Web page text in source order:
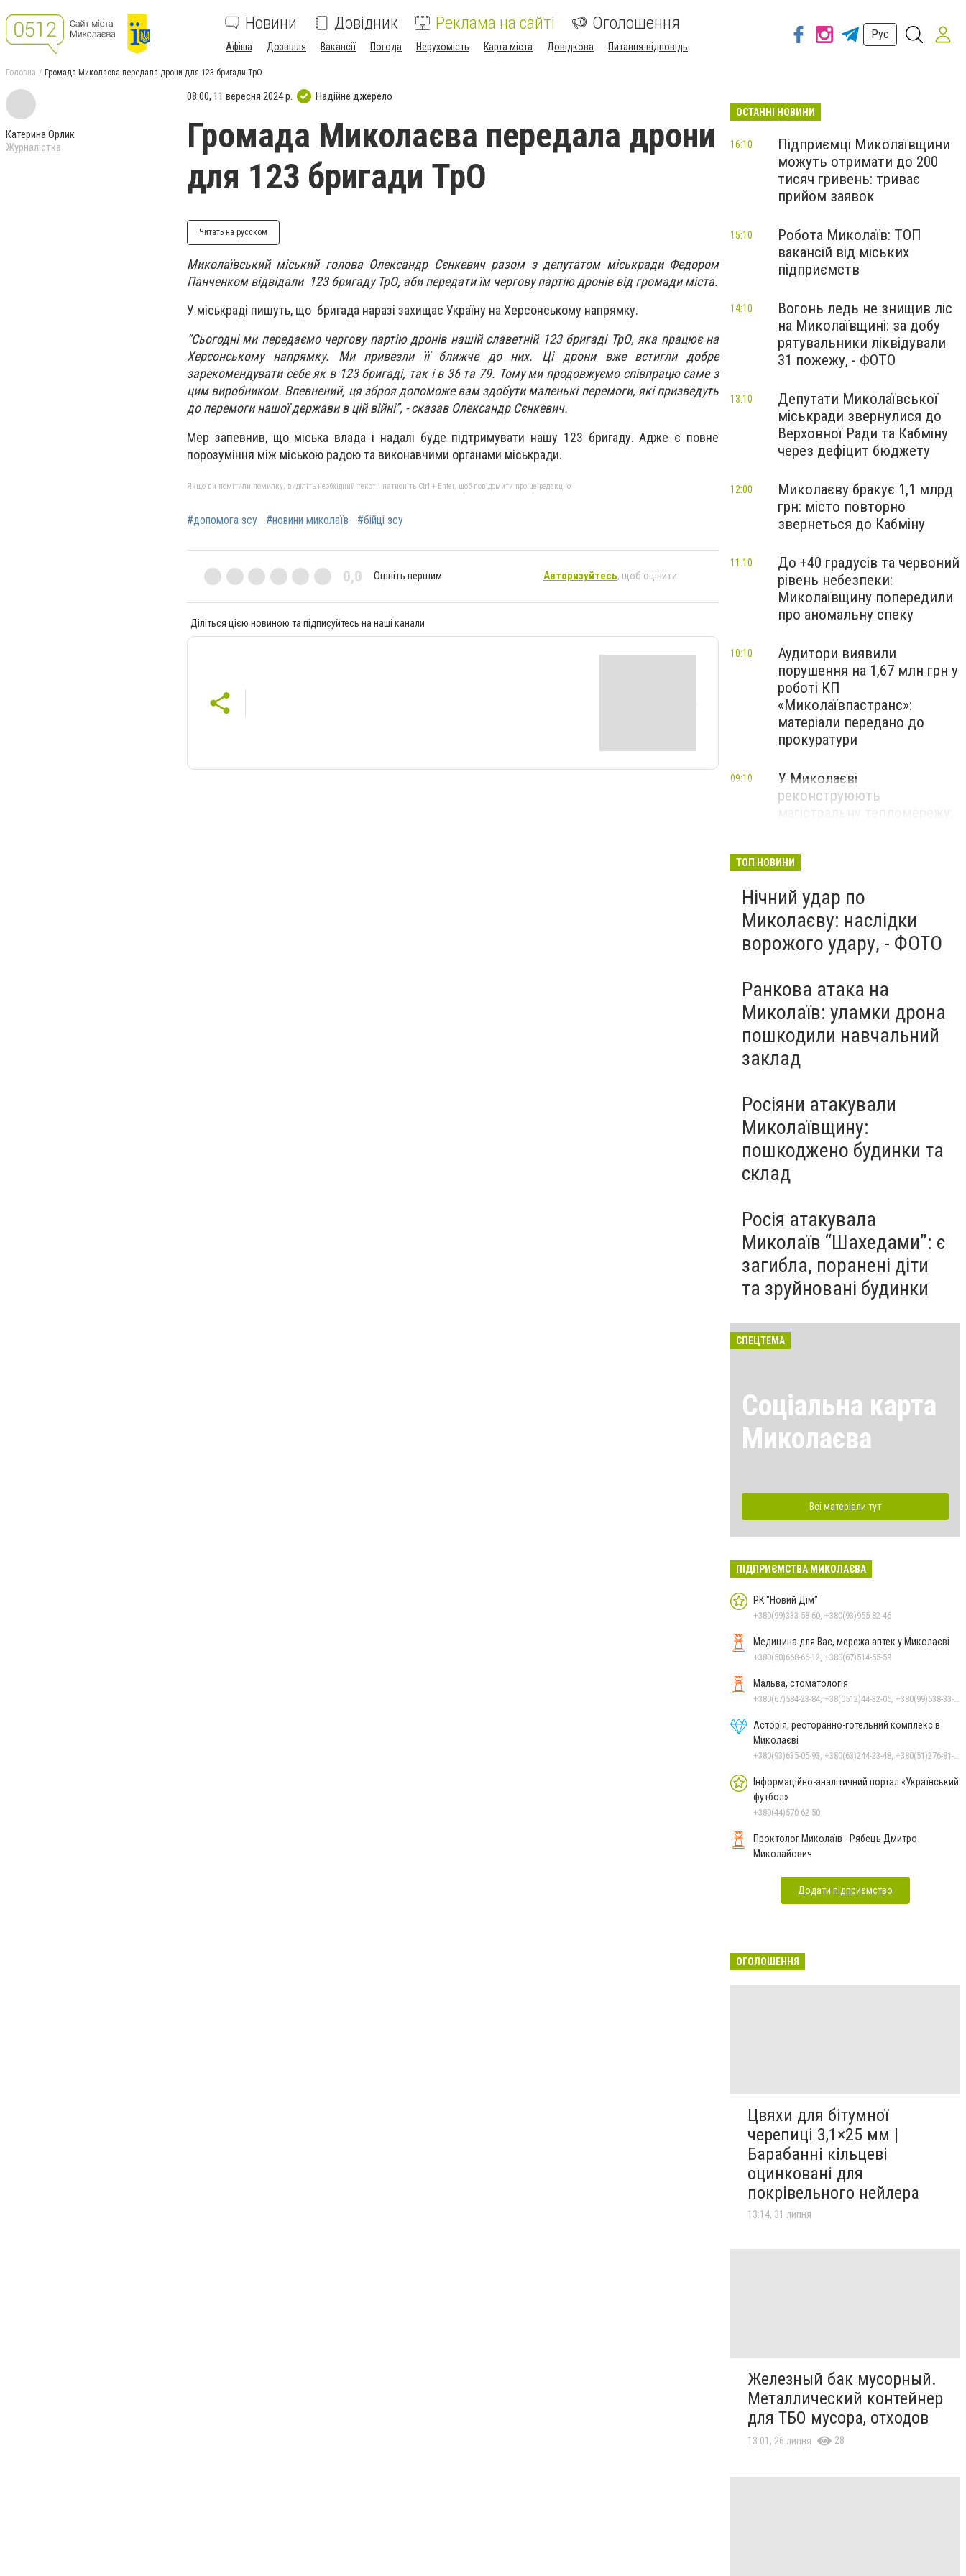
Новини Довідник Реклама на сайті Оголошення
Афіша Дозвілля Вакансії Погода Нерухомість Карта міста Довідкова Питання-відповідь
Рус
Головна Громада Миколаєва передала дрони для 123 бригади ТрО
Катерина Орлик
Журналістка
08:00, 11 вересня 2024 р. Надійне джерело
Громада Миколаєва передала дрони
для 123 бригади ТрО
Читать на русском
Миколаївський міський голова Олександр Сєнкевич разом з депутатом міськради Федором
Панченком відвідали 123 бригаду ТрО, аби передати їм чергову партію дронів від громади міста.
У міськраді пишуть, що бригада наразі захищає Україну на Херсонському напрямку.
“Сьогодні ми передаємо чергову партію дронів нашій славетній 123 бригаді ТрО, яка працює на
Херсонському напрямку. Ми привезли її ближче до них. Ці дрони вже встигли добре
зарекомендувати себе як в 123 бригаді, так і в 36 та 79. Тому ми продовжуємо співпрацю саме з
цим виробником. Впевнений, ця зброя допоможе вам здобути маленькі перемоги, які призведуть
до перемоги нашої держави в цій війні”, - сказав Олександр Сєнкевич.
Мер запевнив, що міська влада і надалі буде підтримувати нашу 123 бригаду. Адже є повне
порозуміння між міською радою та виконавчими органами міськради.
Якщо ви помітили помилку, виділіть необхідний текст і натисніть Ctrl + Enter, щоб повідомити про це редакцію
#допомога зсу #новини миколаїв #бійці зсу
0,0 Оцініть першим Авторизуйтесь, щоб оцінити
Діліться цією новиною та підписуйтесь на наші канали
ОСТАННІ НОВИНИ
Підприємці Миколаївщини
можуть отримати до 200
тисяч гривень: триває
прийом заявок
16:10
Робота Миколаїв: ТОП
вакансій від міських
підприємств
15:10
Вогонь ледь не знищив ліс
на Миколаївщині: за добу
рятувальники ліквідували
31 пожежу, - ФОТО
14:10
Депутати Миколаївської
міськради звернулися до
Верховної Ради та Кабміну
через дефіцит бюджету
13:10
Миколаєву бракує 1,1 млрд
грн: місто повторно
звернеться до Кабміну
12:00
До +40 градусів та червоний
рівень небезпеки:
Миколаївщину попередили
про аномальну спеку
11:10
Аудитори виявили
порушення на 1,67 млн грн у
роботі КП
«Миколаївпастранс»:
матеріали передано до
прокуратури
10:10
У Миколаєві
реконструюють
09:10
ТОП НОВИНИ
Нічний удар по
Миколаєву: наслідки
ворожого удару, - ФОТО
Ранкова атака на
Миколаїв: уламки дрона
пошкодили навчальний
заклад
Росіяни атакували
Миколаївщину:
пошкоджено будинки та
склад
Росія атакувала
Миколаїв “Шахедами”: є
загибла, поранені діти
та зруйновані будинки
СПЕЦТЕМА
Соціальна карта
Миколаєва
Всі матеріали тут
ПІДПРИЄМСТВА МИКОЛАЄВА
РК "Новий Дім"
+380(99)333-58-60, +380(93)955-82-46
Медицина для Вас, мережа аптек у Миколаєві
+380(50)668-66-12, +380(67)514-55-59
Мальва, стоматологія
Асторія, ресторанно-готельний комплекс в
Миколаєві
Інформаційно-аналітичний портал «Український
футбол»
+380(44)570-62-50
Проктолог Миколаїв - Рябець Дмитро
Миколайович
Додати підприємство
ОГОЛОШЕННЯ
Цвяхи для бітумної
черепиці 3,1×25 мм |
Барабанні кільцеві
оцинковані для
покрівельного нейлера
13:14, 31 липня
Железный бак мусорный.
Металлический контейнер
для ТБО мусора, отходов
13:01, 26 липня 28